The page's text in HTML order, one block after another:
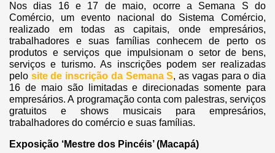
Nos dias 16 e 17 de maio, ocorre a Semana S do
Comércio, um evento nacional do Sistema Comércio,
realizado em todas as capitais, onde empresários,
trabalhadores e suas famílias conhecem de perto os
produtos e serviços que impulsionam o setor de bens,
serviços e turismo.​ As inscrições podem ser realizadas
pelo site de inscrição da Semana S, as vagas para o dia
16 de maio são limitadas e direcionadas somente para
empresários. A programação conta com palestras, serviços
gratuitos e shows musicais para empresários,
trabalhadores do comércio e suas famílias.
Exposição ‘Mestre dos Pincéis’ (Macapá)